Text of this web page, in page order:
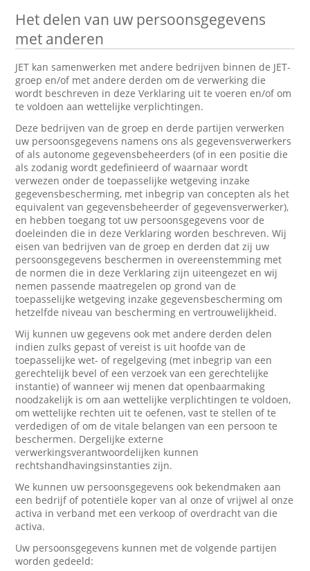
Het delen van uw persoonsgegevens
met anderen
JET kan samenwerken met andere bedrijven binnen de JET-
groep en/of met andere derden om de verwerking die
wordt beschreven in deze Verklaring uit te voeren en/of om
te voldoen aan wettelijke verplichtingen.
Deze bedrijven van de groep en derde partijen verwerken
uw persoonsgegevens namens ons als gegevensverwerkers
of als autonome gegevensbeheerders (of in een positie die
als zodanig wordt gedefinieerd of waarnaar wordt
verwezen onder de toepasselijke wetgeving inzake
gegevensbescherming, met inbegrip van concepten als het
equivalent van gegevensbeheerder of gegevensverwerker),
en hebben toegang tot uw persoonsgegevens voor de
doeleinden die in deze Verklaring worden beschreven. Wij
eisen van bedrijven van de groep en derden dat zij uw
persoonsgegevens beschermen in overeenstemming met
de normen die in deze Verklaring zijn uiteengezet en wij
nemen passende maatregelen op grond van de
toepasselijke wetgeving inzake gegevensbescherming om
hetzelfde niveau van bescherming en vertrouwelijkheid.
Wij kunnen uw gegevens ook met andere derden delen
indien zulks gepast of vereist is uit hoofde van de
toepasselijke wet- of regelgeving (met inbegrip van een
gerechtelijk bevel of een verzoek van een gerechtelijke
instantie) of wanneer wij menen dat openbaarmaking
noodzakelijk is om aan wettelijke verplichtingen te voldoen,
om wettelijke rechten uit te oefenen, vast te stellen of te
verdedigen of om de vitale belangen van een persoon te
beschermen. Dergelijke externe
verwerkingsverantwoordelijken kunnen
rechtshandhavingsinstanties zijn.
We kunnen uw persoonsgegevens ook bekendmaken aan
een bedrijf of potentiële koper van al onze of vrijwel al onze
activa in verband met een verkoop of overdracht van die
activa.
Uw persoonsgegevens kunnen met de volgende partijen
worden gedeeld: